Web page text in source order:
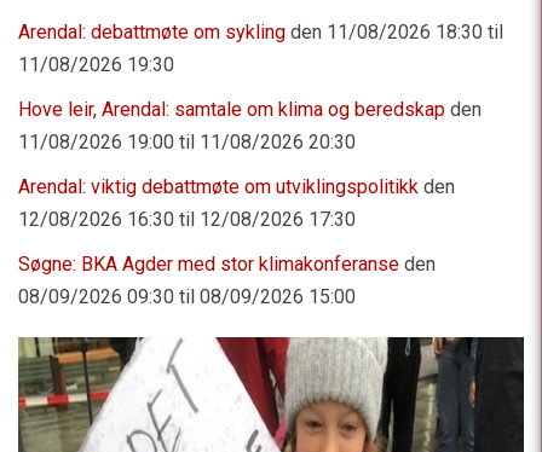
Arendal: debattmøte om sykling den 11/08/2026 18:30 til
11/08/2026 19:30
Hove leir, Arendal: samtale om klima og beredskap den
11/08/2026 19:00 til 11/08/2026 20:30
Arendal: viktig debattmøte om utviklingspolitikk den
12/08/2026 16:30 til 12/08/2026 17:30
Søgne: BKA Agder med stor klimakonferanse den
08/09/2026 09:30 til 08/09/2026 15:00